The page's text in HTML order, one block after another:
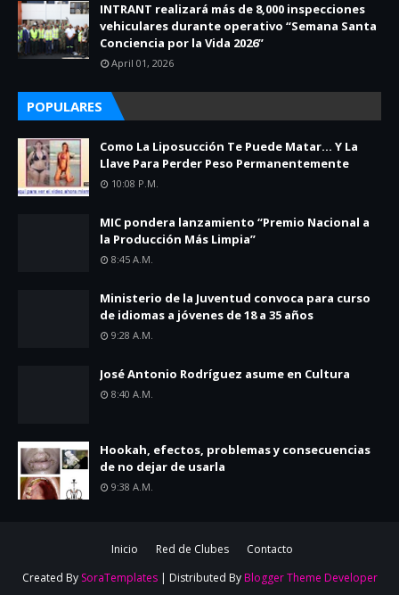
INTRANT realizará más de 8,000 inspecciones
vehiculares durante operativo “Semana Santa
Conciencia por la Vida 2026”
April 01, 2026
POPULARES
Como La Liposucción Te Puede Matar… Y La
Llave Para Perder Peso Permanentemente
10:08 P.m.
MIC pondera lanzamiento “Premio Nacional a
la Producción Más Limpia”
8:45 A.m.
Ministerio de la Juventud convoca para curso
de idiomas a jóvenes de 18 a 35 años
9:28 A.m.
José Antonio Rodríguez asume en Cultura
8:40 A.m.
Hookah, efectos, problemas y consecuencias
de no dejar de usarla
9:38 A.m.
Inicio Red de Clubes
Contacto
Created By SoraTemplates| Distributed By Blogger Theme Developer